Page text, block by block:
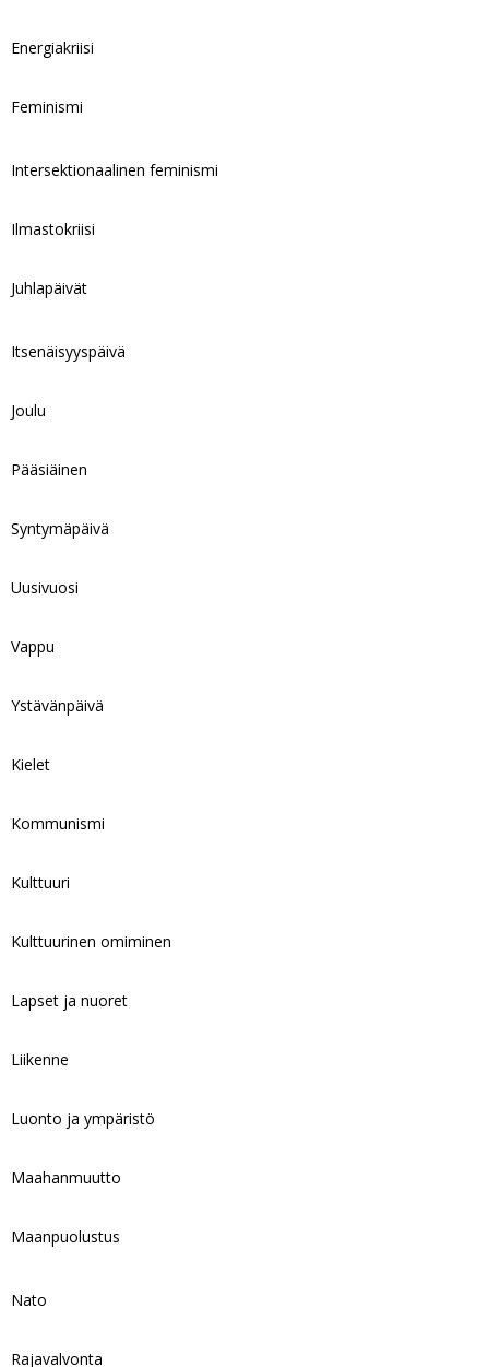
Energiakriisi
Feminismi
Intersektionaalinen feminismi
Ilmastokriisi
Juhlapäivät
Itsenäisyyspäivä
Joulu
Pääsiäinen
Syntymäpäivä
Uusivuosi
Vappu
Ystävänpäivä
Kielet
Kommunismi
Kulttuuri
Kulttuurinen omiminen
Lapset ja nuoret
Liikenne
Luonto ja ympäristö
Maahanmuutto
Maanpuolustus
Nato
Rajavalvonta